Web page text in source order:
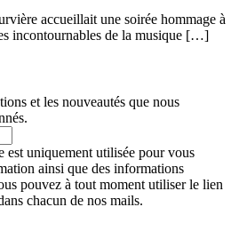
accueillait une soirée hommage à
incontournables de la musique […]
et les nouveautés que nous
est uniquement utilisée pour vous
ainsi que des informations
pouvez à tout moment utiliser le lien
chacun de nos mails.